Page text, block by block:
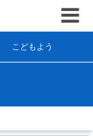
こどもよう